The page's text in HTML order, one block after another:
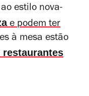
estilo nova-
e podem ter
à mesa estão
restaurantes